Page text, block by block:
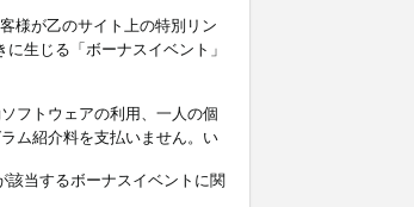
様が乙のサイト上の特別リン
生じる「ボーナスイベント」
フトウェアの利用、一人の個
ム紹介料を支払いません。い
該当するボーナスイベントに関